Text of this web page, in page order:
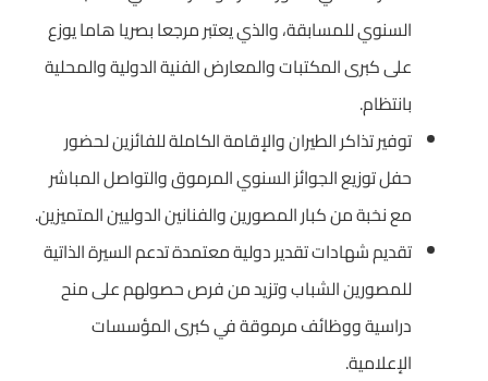
السنوي للمسابقة، والذي يعتبر مرجعا بصريا هاما يوزع
على كبرى المكتبات والمعارض الفنية الدولية والمحلية
بانتظام.
توفير تذاكر الطيران والإقامة الكاملة للفائزين لحضور
حفل توزيع الجوائز السنوي المرموق والتواصل المباشر
مع نخبة من كبار المصورين والفنانين الدوليين المتميزين.
تقديم شهادات تقدير دولية معتمدة تدعم السيرة الذاتية
للمصورين الشباب وتزيد من فرص حصولهم على منح
دراسية ووظائف مرموقة في كبرى المؤسسات
الإعلامية.